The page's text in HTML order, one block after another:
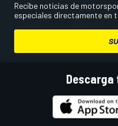
Recibe noticias de
especiales directamente en